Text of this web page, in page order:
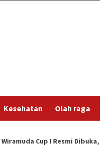
Kesehatan Olah raga
Dibuka, Camat Air